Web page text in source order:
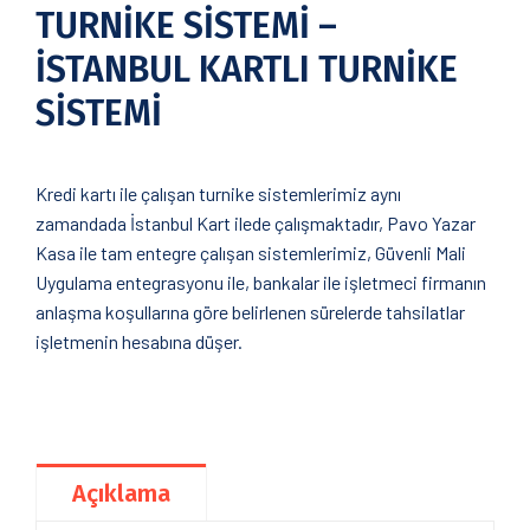
TURNİKE SİSTEMİ –
İSTANBUL KARTLI TURNİKE
SİSTEMİ
Kredi kartı ile çalışan turnike sistemlerimiz aynı
zamandada İstanbul Kart ilede çalışmaktadır, Pavo Yazar
Kasa ile tam entegre çalışan sistemlerimiz, Güvenli Mali
Uygulama entegrasyonu ile, bankalar ile işletmeci firmanın
anlaşma koşullarına göre belirlenen sürelerde tahsilatlar
işletmenin hesabına düşer.
Açıklama